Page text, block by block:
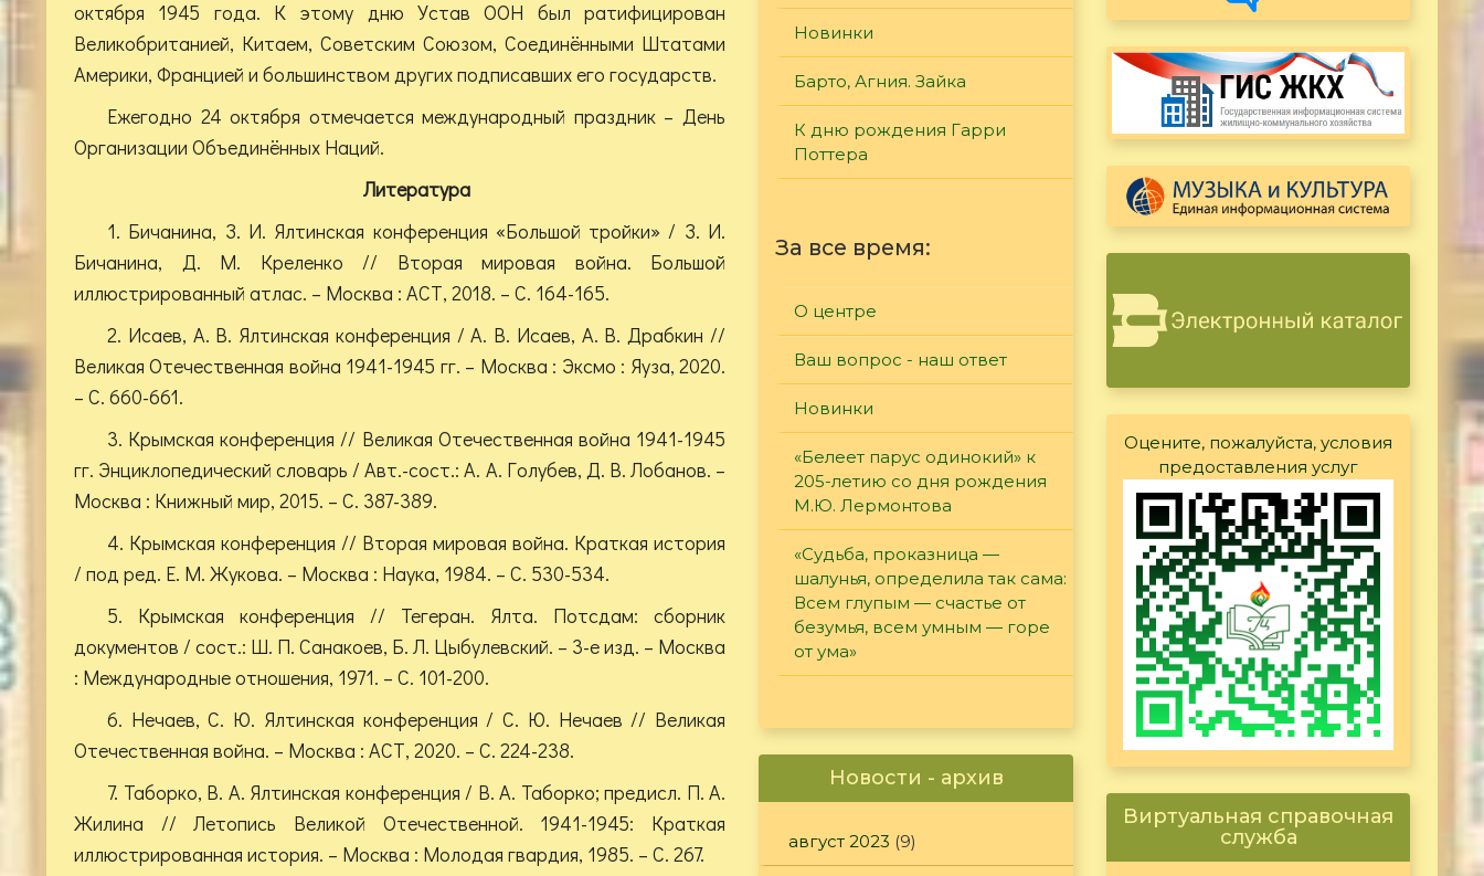
октября 1945 года. К этому дню Устав ООН был ратифицирован
Великобританией, Китаем, Советским Союзом, Соединёнными Штатами
Америки, Францией и большинством других подписавших его государств.
Ежегодно 24 октября отмечается международный праздник – День
Организации Объединённых Наций.
Литература
1. Бичанина, З. И. Ялтинская конференция «Большой тройки» / З. И.
Бичанина, Д. М. Креленко // Вторая мировая война. Большой
иллюстрированный атлас. – Москва : АСТ, 2018. – С. 164-165.
2. Исаев, А. В. Ялтинская конференция / А. В. Исаев, А. В. Драбкин //
Великая Отечественная война 1941-1945 гг. – Москва : Эксмо : Яуза, 2020.
– С. 660-661.
3. Крымская конференция // Великая Отечественная война 1941-1945
гг. Энциклопедический словарь / Авт.-сост.: А. А. Голубев, Д. В. Лобанов. –
Москва : Книжный мир, 2015. – С. 387-389.
4. Крымская конференция // Вторая мировая война. Краткая история
/ под ред. Е. М. Жукова. – Москва : Наука, 1984. – С. 530-534.
5. Крымская конференция // Тегеран. Ялта. Потсдам: сборник
документов / сост.: Ш. П. Санакоев, Б. Л. Цыбулевский. – 3-е изд. – Москва
: Международные отношения, 1971. – С. 101-200.
6. Нечаев, С. Ю. Ялтинская конференция / С. Ю. Нечаев // Великая
Отечественная война. – Москва : АСТ, 2020. – С. 224-238.
7. Таборко, В. А. Ялтинская конференция / В. А. Таборко; предисл. П. А.
Жилина // Летопись Великой Отечественной. 1941-1945: Краткая
иллюстрированная история. – Москва : Молодая гвардия, 1985. – С. 267.
Новинки
Барто, Агния. Зайка
К дню рождения Гарри
Поттера
За все время:
О центре
Ваш вопрос - наш ответ
Новинки
«Белеет парус одинокий» к
205-летию со дня рождения
М.Ю. Лермонтова
«Судьба, проказница —
шалунья, определила так сама:
Всем глупым — счастье от
безумья, всем умным — горе
от ума»
Новости - архив
август 2023 (9)
Оцените, пожалуйста, условия
предоставления услуг
Виртуальная справочная
служба